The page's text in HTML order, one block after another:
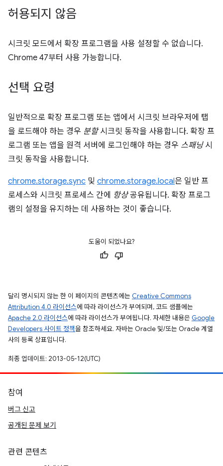
허용되지 않음
시크릿 모드에서 확장 프로그램을 사용 설정할 수 없습니다.
Chrome 47부터 사용 가능합니다.
선택 요령
일반적으로 확장 프로그램 또는 앱에서 시크릿 브라우저에 탭
을 로드해야 하는 경우 분할시크릿 동작을 사용합니다. 확장 프
로그램 또는 앱을 원격 서버에 로그인해야 하는 경우 스패닝시
크릿 동작을 사용합니다.
chrome.storage.sync 및 chrome.storage.local은 일반 프
로세스와 시크릿 프로세스 간에 항상공유됩니다. 확장 프로그
램의 설정을 유지하는 데 사용하는 것이 좋습니다.
도움이 되었나요?
달리 명시되지 않는 한 이 페이지의 콘텐츠에는 Creative Commons
Attribution 4.0 라이선스에 따라 라이선스가 부여되며, 코드 샘플에는
Apache 2.0 라이선스에 따라 라이선스가 부여됩니다. 자세한 내용은 Google
Developers 사이트 정책을 참조하세요. 자바는 Oracle 및/또는 Oracle 계열
사의 등록 상표입니다.
최종 업데이트: 2013-05-12(UTC)
참여
버그 신고
공개된 문제 보기
관련 콘텐츠